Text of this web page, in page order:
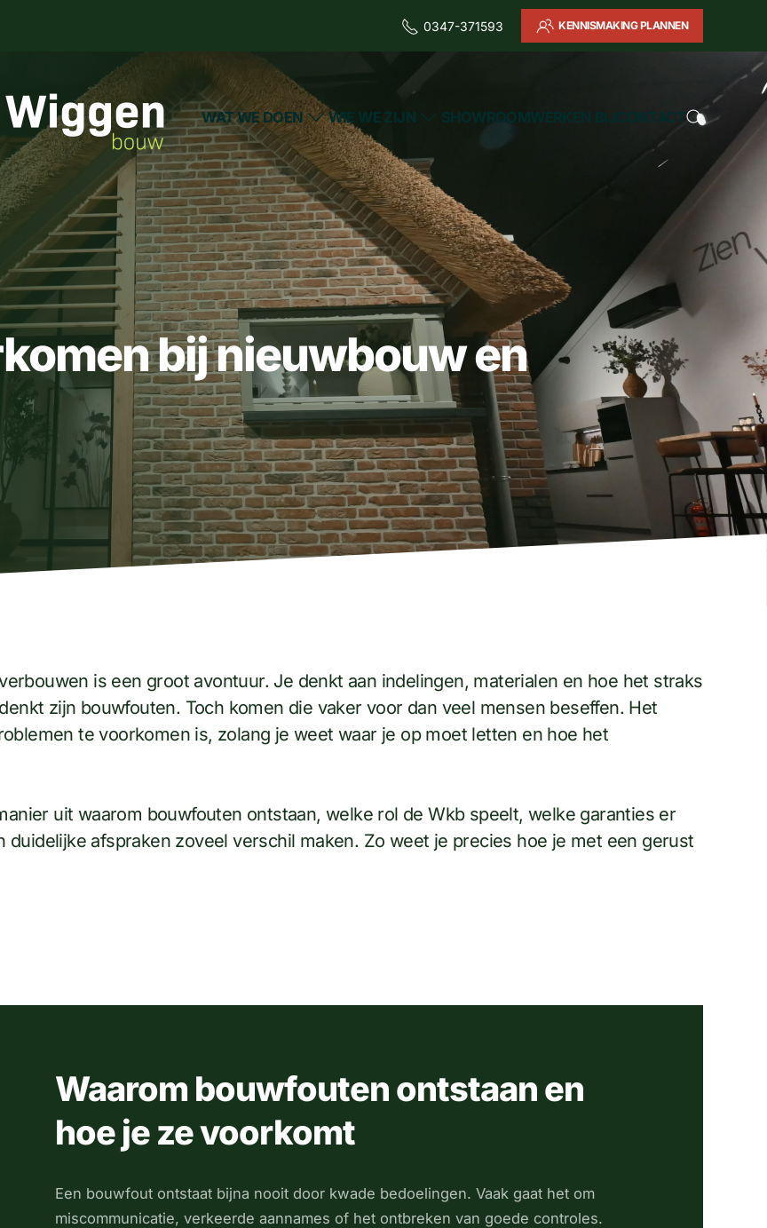
0347-371593 KENNISMAKING PLANNEN
WAT WE DOEN WIE WE ZIJN SHOWROOM WERKEN BIJCONTACT
bij nieuwbouw en
is een groot avontuur. Je denkt aan indelingen, materialen en hoe het straks
zijn bouwfouten. Toch komen die vaker voor dan veel mensen beseffen. Het
te voorkomen is, zolang je weet waar je op moet letten en hoe het
uit waarom bouwfouten ontstaan, welke rol de Wkb speelt, welke garanties er
duidelijke afspraken zoveel verschil maken. Zo weet je precies hoe je met een gerust
Waarom bouwfouten ontstaan en
hoe je ze voorkomt
Een bouwfout ontstaat bijna nooit door kwade bedoelingen. Vaak gaat het om
miscommunicatie, verkeerde aannames of het ontbreken van goede controles.